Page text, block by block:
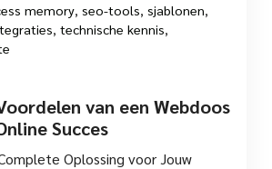
memory, seo-tools, sjablonen,
, technische kennis,
van een Webdoos
Succes
Oplossing voor Jouw